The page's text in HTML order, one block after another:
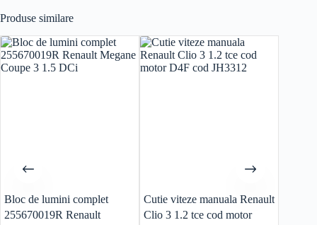
Produse similare
Bloc de lumini complet
255670019R Renault
Cutie viteze manuala Renault
Clio 3 1.2 tce cod motor